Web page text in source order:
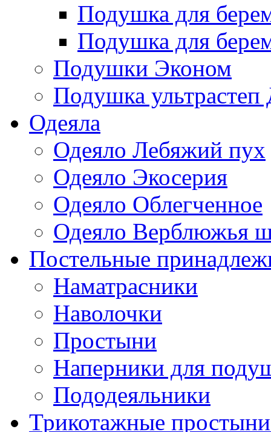
Подушка для
Подушка для
Подушки Эконом
Подушка ультрастеп
Одеяла
Одеяло Лебяжий пух
Одеяло Экосерия
Одеяло Облегченное
Одеяло Верблюжья
Постельные
Наматрасники
Наволочки
Простыни
Наперники для
Пододеяльники
Трикотажные